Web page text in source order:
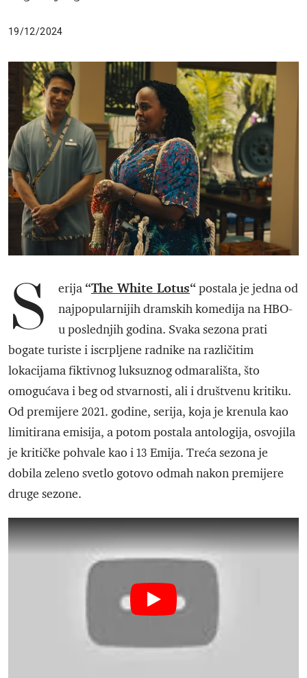
19/12/2024
S erija “The White Lotus“ postala je jedna od
najpopularnijih dramskih komedija na HBO-
u poslednjih godina. Svaka sezona prati
bogate turiste i iscrpljene radnike na različitim
lokacijama fiktivnog luksuznog odmarališta, što
omogućava i beg od stvarnosti, ali i društvenu kritiku.
Od premijere 2021. godine, serija, koja je krenula kao
limitirana emisija, a potom postala antologija, osvojila
je kritičke pohvale kao i 13 Emija. Treća sezona je
dobila zeleno svetlo gotovo odmah nakon premijere
druge sezone.